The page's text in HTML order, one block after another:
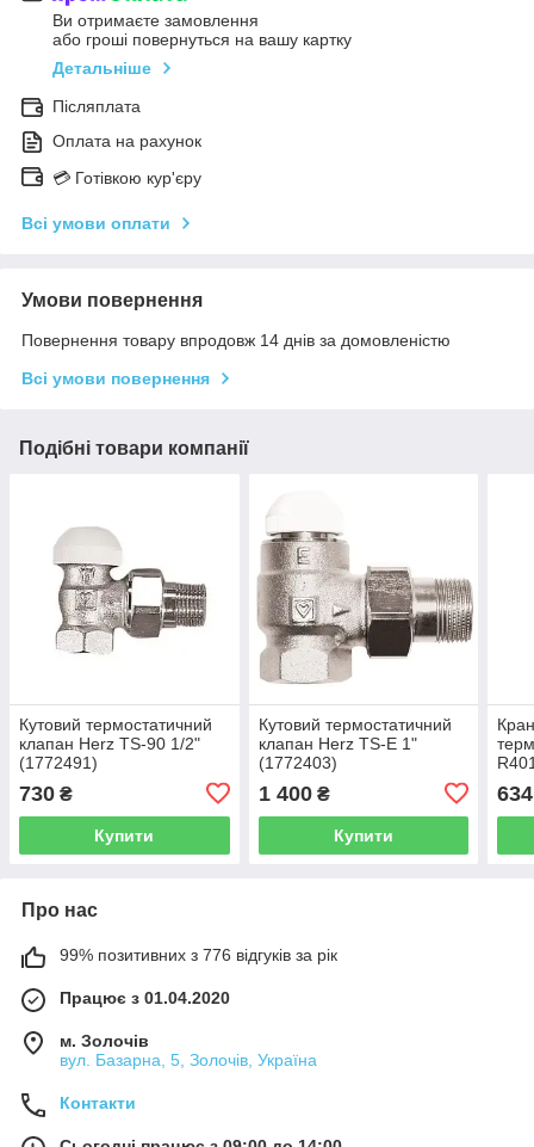
Ви отримаєте замовлення
або гроші повернуться на вашу картку
Детальніше
Післяплата
Оплата на рахунок
💳 Готівкою кур'єру
Всі умови оплати
Умови повернення
Повернення товару впродовж 14 днів за домовленістю
Всі умови повернення
Подібні товари компанії
Кутовий термостатичний
клапан Herz TS-90 1/2"
(1772491)
730 ₴
Купити
Кутовий термостатичний
клапан Herz TS-E 1"
(1772403)
1 400₴
Купити
634
Про нас
99% позитивних з 776 відгуків за рік
Працює з 01.04.2020
м. Золочів
вул. Базарна, 5, Золочів, Україна
Контакти